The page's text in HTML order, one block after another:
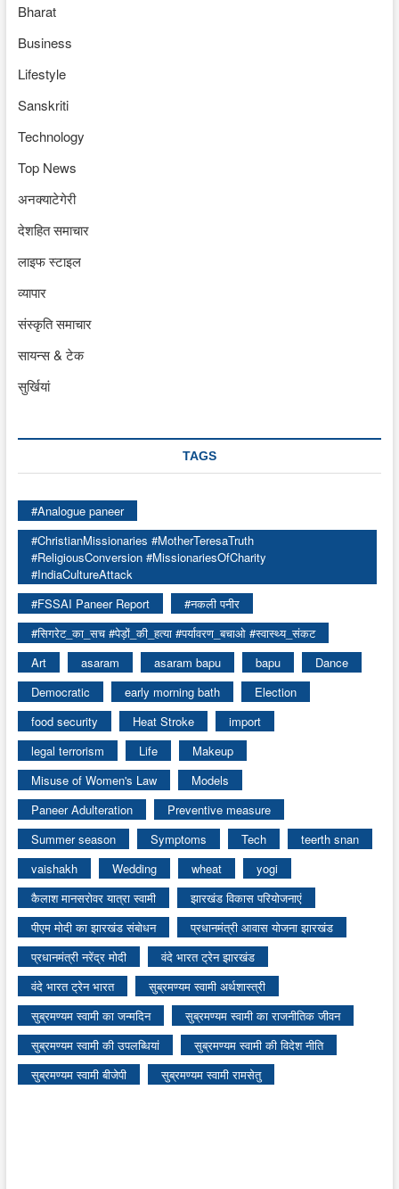
Bharat
Business
Lifestyle
Sanskriti
Technology
Top News
अनक्याटेगेरी
देशहित समाचार
लाइफ स्टाइल
व्यापार
संस्कृति समाचार
सायन्स & टेक
सुर्खियां
TAGS
#Analogue paneer
#ChristianMissionaries #MotherTeresaTruth
#ReligiousConversion #MissionariesOfCharity
#IndiaCultureAttack
#FSSAI Paneer Report
#नकली पनीर
#सिगरेट_का_सच #पेड़ों_की_हत्या #पर्यावरण_बचाओ #स्वास्थ्य_संकट
Art
asaram asaram bapu bapu
Dance
Democratic
early morning bath
Election
food security
Heat Stroke
import
legal terrorism
Life
Makeup
Misuse of Women's Law
Models
Paneer Adulteration
Preventive measure
Summer season
Symptoms Tech
teerth snan
vaishakh
Wedding wheat
yogi
कैलाश मानसरोवर यात्रा स्वामी
झारखंड विकास परियोजनाएं
पीएम मोदी का झारखंड संबोधन
प्रधानमंत्री आवास योजना झारखंड
प्रधानमंत्री नरेंद्र मोदी
वंदे भारत ट्रेन झारखंड
वंदे भारत ट्रेन भारत
सुब्रमण्यम स्वामी अर्थशास्त्री
सुब्रमण्यम स्वामी का जन्मदिन
सुब्रमण्यम स्वामी का राजनीतिक जीवन
सुब्रमण्यम स्वामी की उपलब्धियां
सुब्रमण्यम स्वामी की विदेश नीति
सुब्रमण्यम स्वामी बीजेपी
सुब्रमण्यम स्वामी रामसेतु